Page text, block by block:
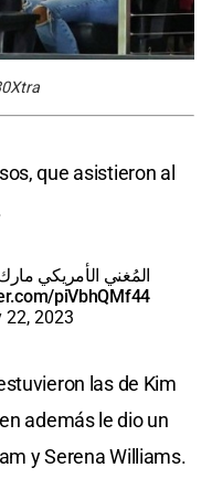
que asistieron al
المُغني الأمريكي
piVbhQMf44
22, 2023
las de Kim
además le dio un
y Serena Williams.